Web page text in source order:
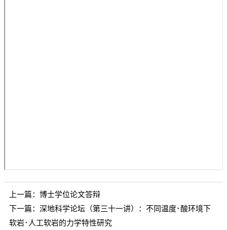
上一篇： 博士学位论文答辩
下一篇： 深地科学论坛（第三十一讲）：不同温度･酸环境下
软岩･人工软岩的力学特性研究